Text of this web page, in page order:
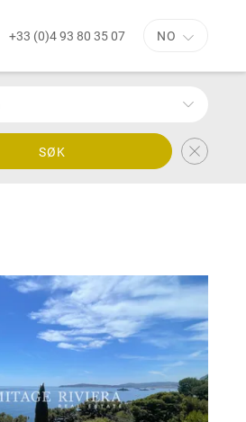
+33 (0)4 93 80 35 07 NO
SØK